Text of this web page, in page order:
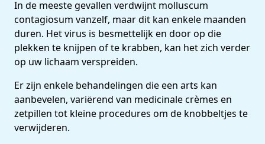
In de meeste gevallen verdwijnt molluscum
contagiosum vanzelf, maar dit kan enkele maanden
duren. Het virus is besmettelijk en door op die
plekken te knijpen of te krabben, kan het zich verder
op uw lichaam verspreiden.
Er zijn enkele behandelingen die een arts kan
aanbevelen, variërend van medicinale crèmes en
zetpillen tot kleine procedures om de knobbeltjes te
verwijderen.